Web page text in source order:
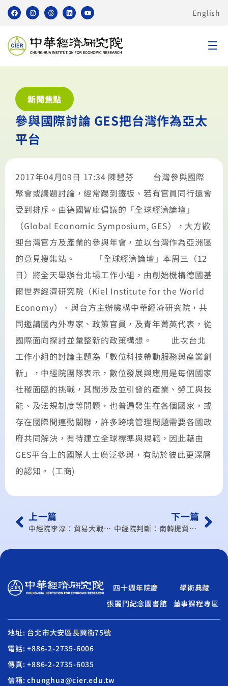
English
新聞焦點
參與國際討論 GES把台灣作為亞太
平台
2017年04月09日 17:34 陳碧芬 台灣參與國際
聚會或議題討論，經常踢到鐵板、若有官員同行還會
受到排斥。由德國智庫倡議的「全球經濟論壇」
（Global Economic Symposium, GES），大方歡
迎台灣官方及產業的參與年會，並以台灣作為亞洲區
的意見搜集站。 「全球經濟論壇」本周三（12
日）將全天舉辦台北場工作小組，由創始機構德國基
爾世界經濟研究院（Kiel Institute for the World
Economy）、與台方主辦機構中華經濟研究院，共
同邀請國內外專家、政策官員，及青年菁英代表，從
國際面向探討並彙整新的政策構想。 此次台北
工作小組的討論主題為「數位科技帶動服務與產業創
新」，中經院團隊表示，數位發展與應用是每個國家
社稷面臨的挑戰，其間涉及並引發的產業、勞工與技
能、及法規制度等問題，也普遍發生在各個國家，或
存在國際間連動關聯，許多跨境管理問題需要各國政
府共同解決，有待建立全球標準與規範，因此藉由
GES平台上的國際人士廣泛參與，有助於彼此更深層
的認知。 (工商)
上一篇
中經院李淳：貿易大戰僅局部穩定
下一篇
中經院判斷：南韓提貿易障礙 勝算不大
四十週年院慶
學術典藏
張麗門紀念圖書館
董事課程專區
地址: 台北市大安區長興街75號
電話: +886-2-2735-6006
傳真: +886-2-2735-6035
信箱: chunghua@cier.edu.tw